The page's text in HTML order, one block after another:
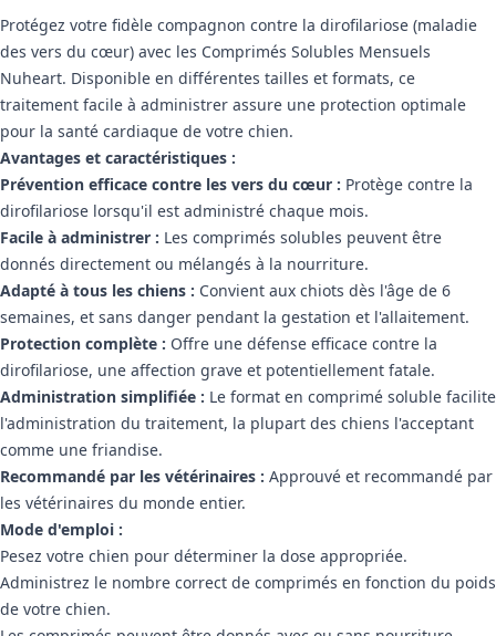
Protégez votre fidèle compagnon contre la dirofilariose (maladie
des vers du cœur) avec les Comprimés Solubles Mensuels
Nuheart. Disponible en différentes tailles et formats, ce
traitement facile à administrer assure une protection optimale
pour la santé cardiaque de votre chien.
Avantages et caractéristiques :
Prévention efficace contre les vers du cœur : Protège contre la
dirofilariose lorsqu'il est administré chaque mois.
Facile à administrer : Les comprimés solubles peuvent être
donnés directement ou mélangés à la nourriture.
Adapté à tous les chiens : Convient aux chiots dès l'âge de 6
semaines, et sans danger pendant la gestation et l'allaitement.
Protection complète : Offre une défense efficace contre la
dirofilariose, une affection grave et potentiellement fatale.
Administration simplifiée : Le format en comprimé soluble facilite
l'administration du traitement, la plupart des chiens l'acceptant
comme une friandise.
Recommandé par les vétérinaires : Approuvé et recommandé par
les vétérinaires du monde entier.
Mode d'emploi :
Pesez votre chien pour déterminer la dose appropriée.
Administrez le nombre correct de comprimés en fonction du poids
de votre chien.